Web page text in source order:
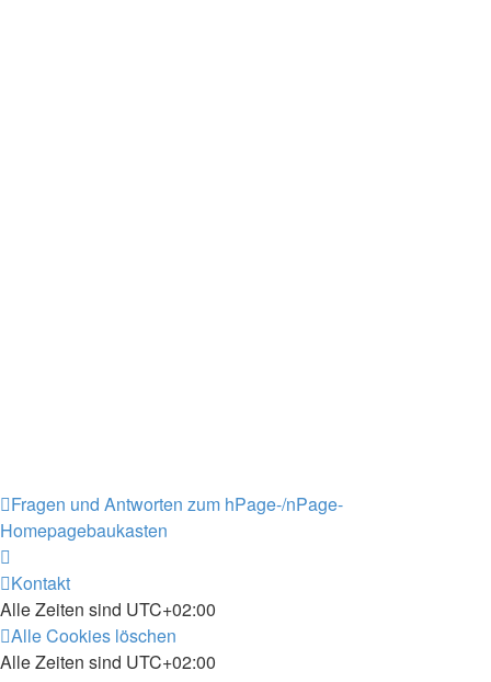
Fragen und Antworten zum hPage-/nPage-
Homepagebaukasten
Kontakt
Alle Zeiten sind UTC+02:00
Alle Cookies löschen
Alle Zeiten sind UTC+02:00